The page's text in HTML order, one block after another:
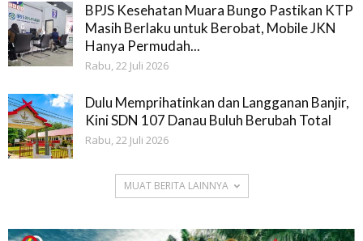
BPJS Kesehatan Muara Bungo Pastikan KTP
Masih Berlaku untuk Berobat, Mobile JKN
Hanya Permudah...
Rabu, 22 Juli 2026
Dulu Memprihatinkan dan Langganan Banjir,
Kini SDN 107 Danau Buluh Berubah Total
Rabu, 22 Juli 2026
MUAT BERITA LAINNYA